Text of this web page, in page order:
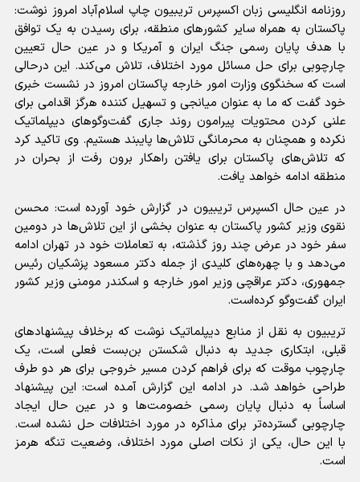
روزنامه انگلیسی زبان اکسپرس تریبیون چاپ اسلام‌آباد امروز نوشت:
پاکستان به همراه سایر کشور‌های منطقه، برای رسیدن به یک توافق
با هدف پایان رسمی جنگ ایران و آمریکا و در عین حال تعیین
چارچوبی برای حل مسائل مورد اختلاف، تلاش می‌کند. این درحالی
است که سخنگوی وزارت امور خارجه پاکستان امروز در نشست خبری
خود گفت که ما به عنوان میانجی و تسهیل کننده هرگز اقدامی برای
علنی کردن محتویات پیرامون روند جاری گفت‌و‌گو‌های دیپلماتیک
نکرده و همچنان به محرمانگی تلاش‌ها پایبند هستیم. وی تاکید کرد
که تلاش‌های پاکستان برای یافتن راهکار برون رفت از بحران در
منطقه ادامه خواهد یافت.
در عین حال اکسپرس تریبیون در گزارش خود آورده است: محسن
نقوی وزیر کشور پاکستان به عنوان بخشی از این تلاش‌ها در دومین
سفر خود در عرض چند روز گذشته، به تعاملات خود در تهران ادامه
می‌دهد و با چهره‌های کلیدی از جمله دکتر مسعود پزشکیان رئیس
جمهوری، دکتر عراقچی وزیر امور خارجه و اسکندر مومنی وزیر کشور
ایران گفت‌و‌گو کرده‌است.
تریبیون به نقل از منابع دیپلماتیک نوشت که برخلاف پیشنهاد‌های
قبلی، ابتکاری جدید به دنبال شکستن بن‌بست فعلی است، یک
چارچوب موقت که برای فراهم کردن مسیر خروجی برای هر دو طرف
طراحی خواهد شد. در ادامه این گزارش آمده است: این پیشنهاد
اساساً به دنبال پایان رسمی خصومت‌ها و در عین حال ایجاد
چارچوبی گسترده‌تر برای مذاکره در مورد اختلافات حل نشده است.
با این حال، یکی از نکات اصلی مورد اختلاف، وضعیت تنگه هرمز
است.